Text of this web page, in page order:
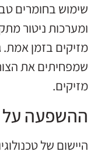
שימוש בחומרים
ומערכות ניטור
מזיקים בזמן אמת.
שמפחיתים את
מזיקים.
ההשפעה על
היישום של